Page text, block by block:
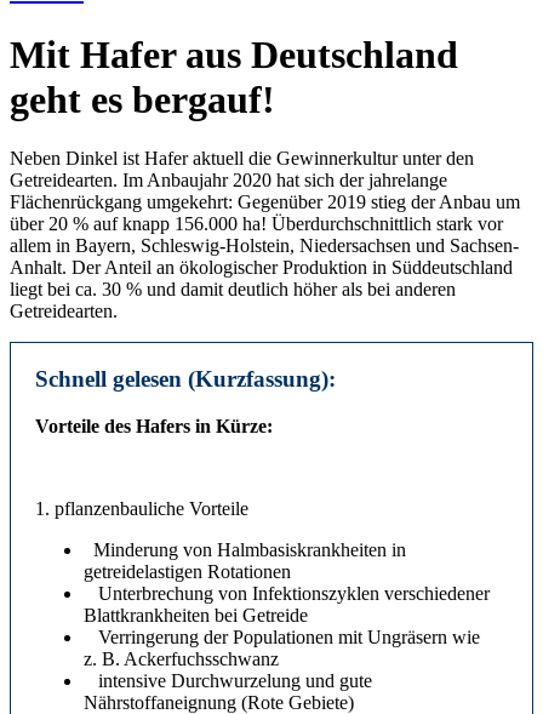
Mit Hafer aus Deutschland
geht es bergauf!
Neben Dinkel ist Hafer aktuell die Gewinnerkultur unter den
Getreidearten. Im Anbaujahr 2020 hat sich der jahrelange
Flächenrückgang umgekehrt: Gegenüber 2019 stieg der Anbau um
über 20 % auf knapp 156.000 ha! Überdurchschnittlich stark vor
allem in Bayern, Schleswig-Holstein, Niedersachsen und Sachsen-
Anhalt. Der Anteil an ökologischer Produktion in Süddeutschland
liegt bei ca. 30 % und damit deutlich höher als bei anderen
Getreidearten.
Schnell gelesen (Kurzfassung):
Vorteile des Hafers in Kürze:
1. pflanzenbauliche Vorteile
Minderung von Halmbasiskrankheiten in
getreidelastigen Rotationen
Unterbrechung von Infektionszyklen verschiedener
Blattkrankheiten bei Getreide
Verringerung der Populationen mit Ungräsern wie
z. B. Ackerfuchsschwanz
intensive Durchwurzelung und gute
Nährstoffaneignung (Rote Gebiete)